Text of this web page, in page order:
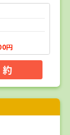
円
約